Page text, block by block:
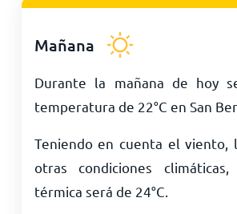
Mañana
Durante la mañana de hoy
temperatura de 22°C en San
Teniendo en cuenta el viento,
otras condiciones
térmica será de 24°C